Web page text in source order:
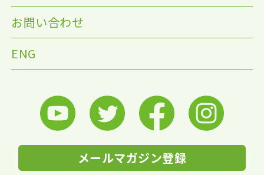
お問い合わせ
ENG
メールマガジン登録